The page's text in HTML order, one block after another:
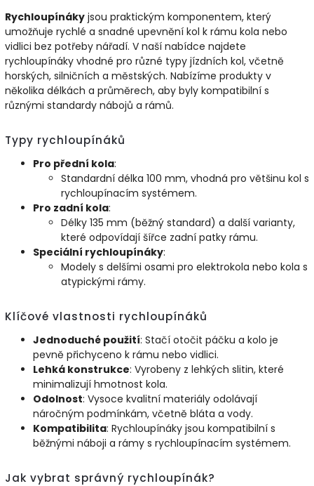
Rychloupínáky jsou praktickým komponentem, který
umožňuje rychlé a snadné upevnění kol k rámu kola nebo
vidlici bez potřeby nářadí. V naší nabídce najdete
rychloupínáky vhodné pro různé typy jízdních kol, včetně
horských, silničních a městských. Nabízíme produkty v
několika délkách a průměrech, aby byly kompatibilní s
různými standardy nábojů a rámů.
Typy rychloupínáků
Pro přední kola:
Standardní délka 100 mm, vhodná pro většinu kol s
rychloupínacím systémem.
Pro zadní kola:
Délky 135 mm (běžný standard) a další varianty,
které odpovídají šířce zadní patky rámu.
Speciální rychloupínáky:
Modely s delšími osami pro elektrokola nebo kola s
atypickými rámy.
Klíčové vlastnosti rychloupínáků
Jednoduché použití: Stačí otočit páčku a kolo je
pevně přichyceno k rámu nebo vidlici.
Lehká konstrukce: Vyrobeny z lehkých slitin, které
minimalizují hmotnost kola.
Odolnost: Vysoce kvalitní materiály odolávají
náročným podmínkám, včetně bláta a vody.
Kompatibilita: Rychloupínáky jsou kompatibilní s
běžnými náboji a rámy s rychloupínacím systémem.
Jak vybrat správný rychloupínák?